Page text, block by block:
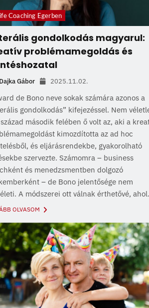
Coaching Egerben
gondolkodás magyarul:
problémamegoldás és
Dajka Gábor 2025.11.02.
de Bono neve sokak számára azonos a
gondolkodás” kifejezéssel. Nem
második felében ő volt az, aki a
kimozdította az ad hoc
és eljárásrendekbe, gyakorolható
szervezte. Számomra – business
és menedzsmentben dolgozó
– de Bono jelentősége nem
A módszerei ott válnak érthetővé,
OLVASOM